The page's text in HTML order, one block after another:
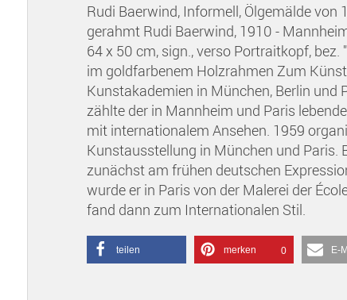
Rudi Baerwind, Informell, Ölgemälde
gerahmt Rudi Baerwind, 1910 -
64 x 50 cm, sign., verso Portraitkopf,
im goldfarbenem Holzrahmen Zum
Kunstakademien in München, Berlin und
zählte der in Mannheim und Paris
mit internationalem Ansehen. 1959
Kunstausstellung in München und Paris.
zunächst am frühen deutschen
wurde er in Paris von der Malerei der
fand dann zum Internationalen Stil.
teilen merken 0 E-